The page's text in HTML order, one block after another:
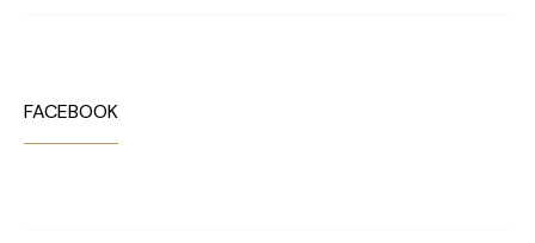
FACEBOOK